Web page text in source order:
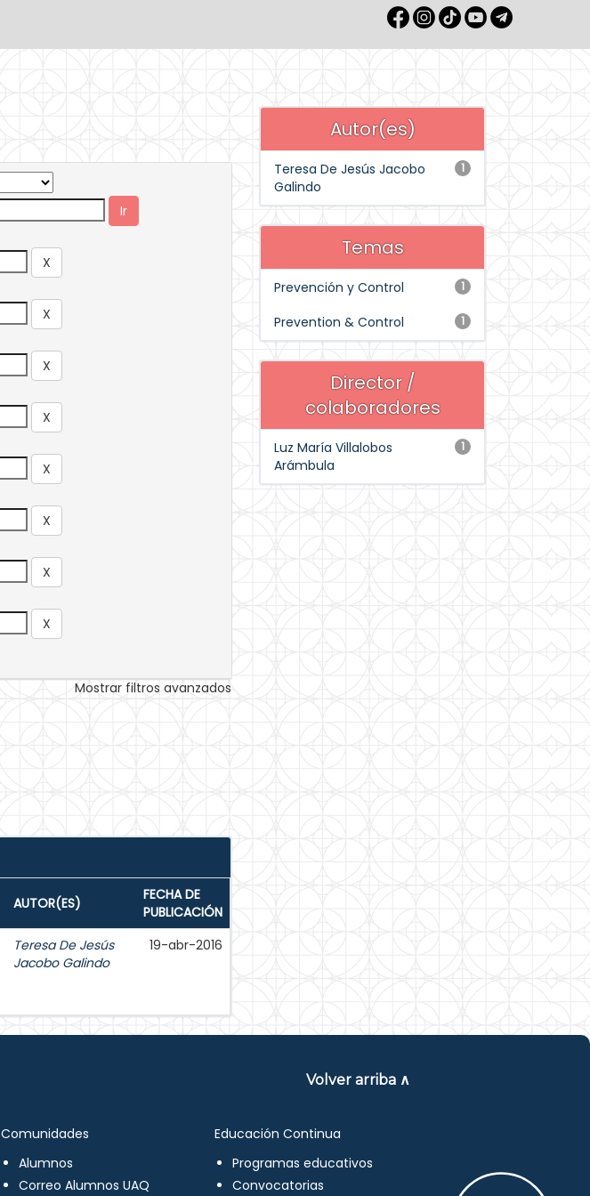
Mostrar filtros avanzados
AUTOR(ES)
FECHA DE
PUBLICACIÓN
Teresa De Jesús
Jacobo Galindo
19-abr-2016
Autor(es)
1
Teresa De Jesús Jacobo
Galindo
Temas
1
Prevención y Control
1
Prevention & Control
Director /
colaboradores
1
Luz María Villalobos
Arámbula
Volver arriba ∧
Comunidades
Alumnos
Correo Alumnos UAQ
Educación Continua
Programas educativos
Convocatorias